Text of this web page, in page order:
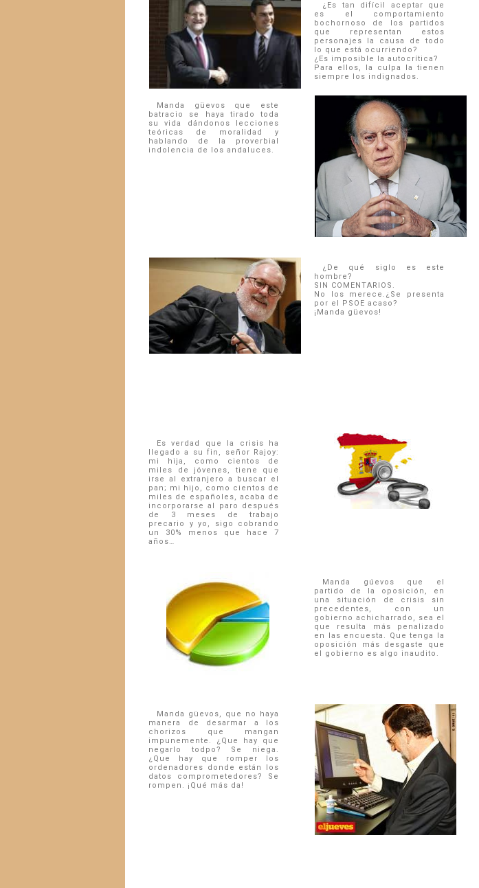
¿Es tan difícil aceptar que
es el comportamiento
bochornoso de los partidos
que representan estos
personajes la causa de todo
lo que está ocurriendo?
¿Es imposible la autocrítica?
Para ellos, la culpa la tienen
siempre los indignados.
Manda güevos que este
batracio se haya tirado toda
su vida dándonos lecciones
teóricas de moralidad y
hablando de la proverbial
indolencia de los andaluces.
¿De qué siglo es este
hombre?
SIN COMENTARIOS.
No los merece.¿Se presenta
por el PSOE acaso?
¡Manda güevos!
Es verdad que la crisis ha
llegado a su fin, señor Rajoy:
mi hija, como cientos de
miles de jóvenes, tiene que
irse al extranjero a buscar el
pan; mi hijo, como cientos de
miles de españoles, acaba de
incorporarse al paro después
de 3 meses de trabajo
precario y yo, sigo cobrando
un 30% menos que hace 7
años…
Manda gúevos que el
partido de la oposición, en
una situación de crisis sin
precedentes, con un
gobierno achicharrado, sea el
que resulta más penalizado
en las encuesta. Que tenga la
oposición más desgaste que
el gobierno es algo inaudito.
Manda güevos, que no haya
manera de desarmar a los
chorizos que mangan
impunemente. ¿Que hay que
negarlo todpo? Se niega.
¿Que hay que romper los
ordenadores donde están los
datos comprometedores? Se
rompen. ¡Qué más da!